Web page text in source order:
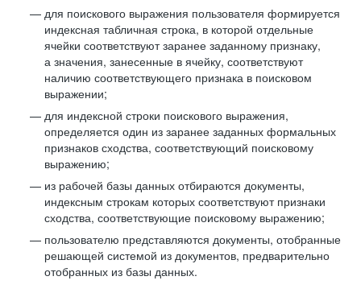
для поискового выражения пользователя формируется
индексная табличная строка, в которой отдельные
ячейки соответствуют заранее заданному признаку,
а значения, занесенные в ячейку, соответствуют
наличию соответствующего признака в поисковом
выражении;
для индексной строки поискового выражения,
определяется один из заранее заданных формальных
признаков сходства, соответствующий поисковому
выражению;
из рабочей базы данных отбираются документы,
индексным строкам которых соответствуют признаки
сходства, соответствующие поисковому выражению;
пользователю представляются документы, отобранные
решающей системой из документов, предварительно
отобранных из базы данных.